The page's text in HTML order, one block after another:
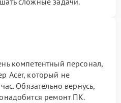
компетентный персонал,
Acer, который не
Обязательно вернусь,
ремонт ПК.